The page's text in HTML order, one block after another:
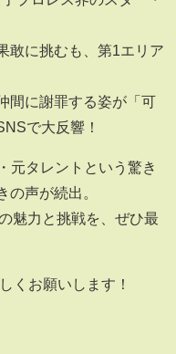
敢に挑むも、第1エリア
間に謝罪する姿が「可
で大反響！
元タレントという驚き
の声が続出。
魅力と挑戦を、ぜひ最
くお願いします！